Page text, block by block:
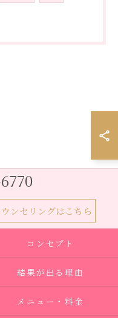
ンセリングはこちら
コンセプト
結果が出る理由
メニュー・料金